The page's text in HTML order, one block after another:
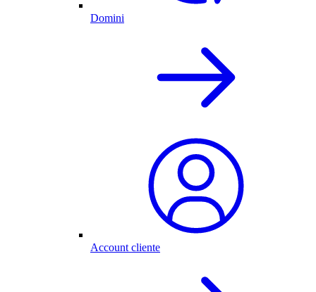
Domini
Account cliente